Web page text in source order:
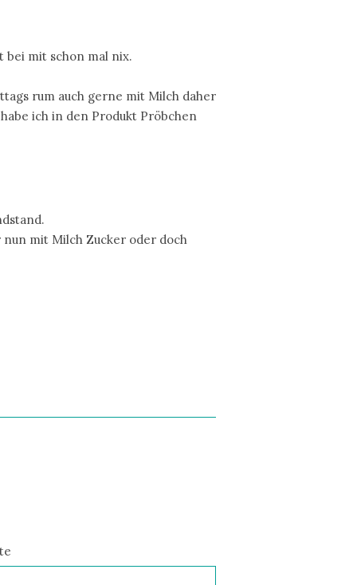
mit schon mal nix.
rum auch gerne mit Milch daher
ich in den Produkt Pröbchen
mit Milch Zucker oder doch